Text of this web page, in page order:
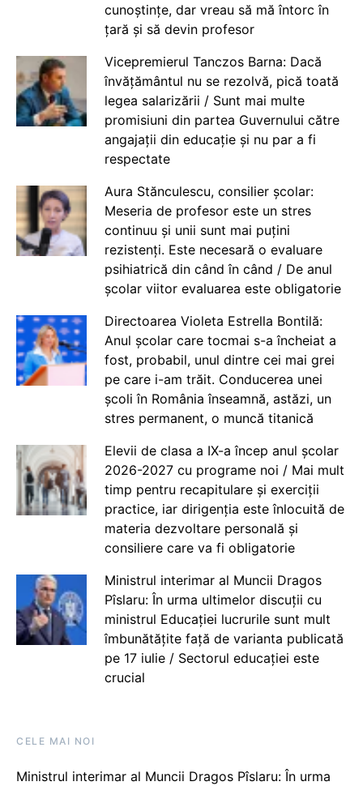
cunoștințe, dar vreau să mă întorc în
țară și să devin profesor
Vicepremierul Tanczos Barna: Dacă
învățământul nu se rezolvă, pică toată
legea salarizării / Sunt mai multe
promisiuni din partea Guvernului către
angajații din educație și nu par a fi
respectate
Aura Stănculescu, consilier școlar:
Meseria de profesor este un stres
continuu și unii sunt mai puțini
rezistenți. Este necesară o evaluare
psihiatrică din când în când / De anul
școlar viitor evaluarea este obligatorie
Directoarea Violeta Estrella Bontilă:
Anul școlar care tocmai s-a încheiat a
fost, probabil, unul dintre cei mai grei
pe care i-am trăit. Conducerea unei
școli în România înseamnă, astăzi, un
stres permanent, o muncă titanică
Elevii de clasa a IX-a încep anul școlar
2026-2027 cu programe noi / Mai mult
timp pentru recapitulare și exerciții
practice, iar dirigenția este înlocuită de
materia dezvoltare personală și
consiliere care va fi obligatorie
Ministrul interimar al Muncii Dragos
Pîslaru: În urma ultimelor discuții cu
ministrul Educației lucrurile sunt mult
îmbunătățite față de varianta publicată
pe 17 iulie / Sectorul educației este
crucial
CELE MAI NOI
Ministrul interimar al Muncii Dragos Pîslaru: În urma